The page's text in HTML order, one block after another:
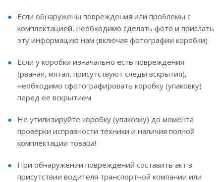
Если обнаружены повреждения или проблемы с
комплектацией, необходимо сделать фото и прислать
эту информацию нам (включая фотографии коробки)
Если у коробки изначально есть повреждения
(рваная, мятая, присутствуют следы вскрытия),
необходимо сфотографировать коробку (упаковку)
перед ее вскрытием
Не утилизируйте коробку (упаковку) до момента
проверки исправности техники и наличия полной
комплектации товара!
При обнаружении повреждений составить акт в
присутствии водителя транспортной компании или